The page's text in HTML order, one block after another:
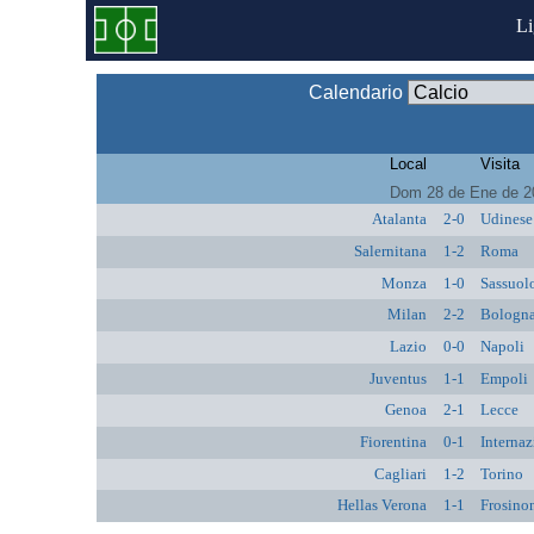
Calendario
Local Visita
Dom 28 de Ene de
Atalanta
2-0 Udinese
Salernitana
1-2 Roma
Monza
1-0
Milan
2-2
Lazio
0-0 Napoli
Juventus
1-1 Empoli
Genoa
2-1 Lecce
Fiorentina
0-1
Cagliari
1-2 Torino
Hellas Verona
1-1